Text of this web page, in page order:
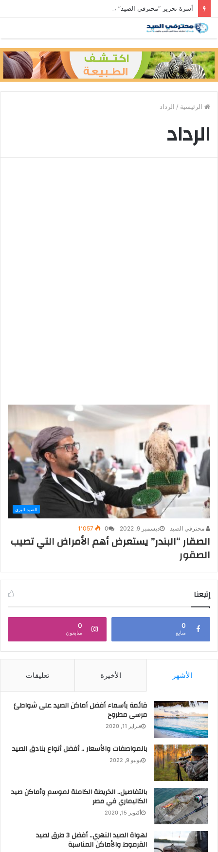
الرئيسية / الرداد
الرداد
الصيد البري
محترفي الصيد ديسمبر 9, 2022 0 1٬057
الصقار “البندر” يستعرض أهم الأمراض التي تصيب
الصقور
إتبعنا
0
متابع
0
متابعون
الأشهر الأخيرة تعليقات
قائمة بأسماء أفضل أماكن الصيد على شواطئ
مرسى مطروح
فبراير 11, 2020
بالمواصفات والأسعار .. أفضل أنواع بنادق الصيد
يونيو 9, 2022
بالتفاصيل.. الخريطة الكاملة لموسم وأماكن صيد
الكاليماري في مصر
أكتوبر 15, 2020
لهواة الصيد النهري.. أفضل 3 طرق لصيد
القرموط والأماكن المناسبة